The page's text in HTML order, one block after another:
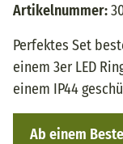
Artikelnummer:
Perfektes Set
einem 3er LED
einem IP44
Ab einem